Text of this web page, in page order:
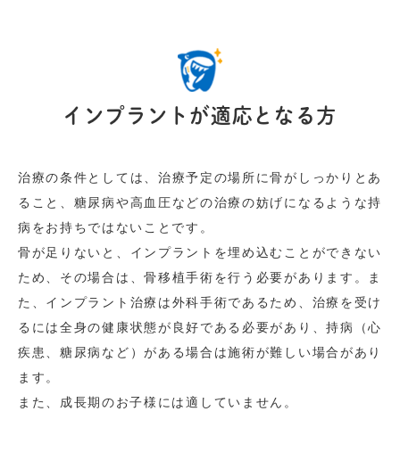
インプラントが適応となる方
治療の条件としては、治療予定の場所に骨がしっかりとあ
ること、糖尿病や高血圧などの治療の妨げになるような持
病をお持ちではないことです。
骨が足りないと、インプラントを埋め込むことができない
ため、その場合は、骨移植手術を行う必要があります。ま
た、インプラント治療は外科手術であるため、治療を受け
るには全身の健康状態が良好である必要があり、持病（心
疾患、糖尿病など）がある場合は施術が難しい場合があり
ます。
また、成長期のお子様には適していません。